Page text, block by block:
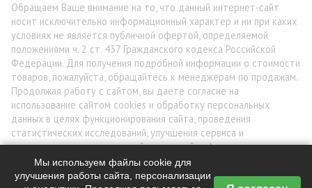
Обращаем Ваше внимание на то, что данный интернет-сайт
носит исключительно информационный характер и ни при каких
условиях не является публичной офертой, определяемой
положениями ч. 2 ст. 437 Гражданского кодекса Российской
Федерации. Для получения подробной информации о стоимости
товаров, пожалуйста, обращайтесь к менеджерам по продажам.
Продолжая работу с сайтом, вы даете согласие на
использование сайтом cookies и обработку персональных
данных в целях функционирования сайта, проведения
статистических исследований, улучшения сервиса и
предоставления релевантной рекламной информации на основе
ваших предпочтений и интересов.
Мы используем файлы cookie для
улучшения работы сайта, персонализации